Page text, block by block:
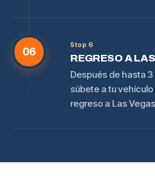
06
Stop 6
REGRESO A
Después de hasta
súbete a tu
regreso a Las